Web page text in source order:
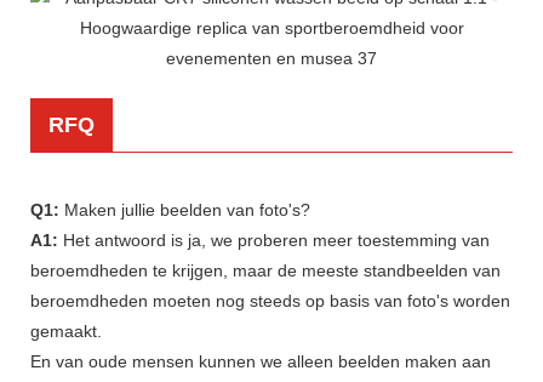
RFQ
Q1: Maken jullie beelden van foto's?
A1: Het antwoord is ja, we proberen meer toestemming van
beroemdheden te krijgen, maar de meeste standbeelden van
beroemdheden moeten nog steeds op basis van foto's worden
gemaakt.
En van oude mensen kunnen we alleen beelden maken aan